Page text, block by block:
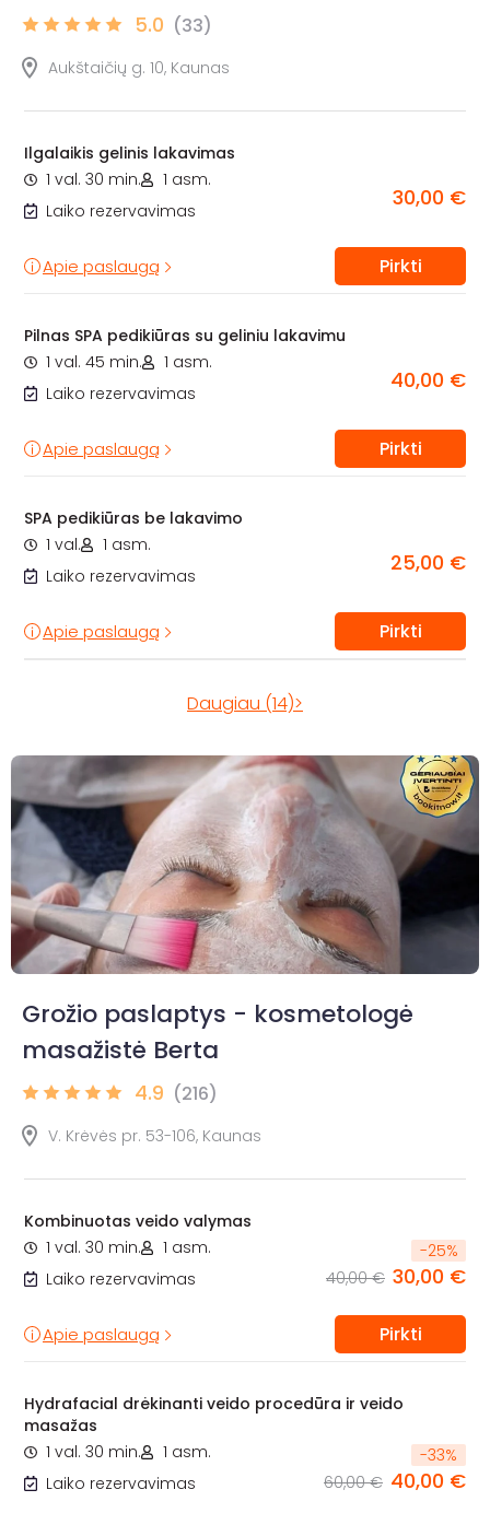
5.0 (33)
Aukštaičių g. 10, Kaunas
Ilgalaikis gelinis lakavimas
1 val. 30 min.
1 asm.
Laiko rezervavimas
30,00 €
Apie paslaugą Pirkti
Pilnas SPA pedikiūras su geliniu lakavimu
1 val. 45 min.
1 asm.
Laiko rezervavimas
40,00 €
Apie paslaugą Pirkti
SPA pedikiūras be lakavimo
1 val.
1 asm.
Laiko rezervavimas
25,00 €
Apie paslaugą Pirkti
Daugiau (14)>
Grožio paslaptys - kosmetologė
masažistė Berta
4.9 (216)
V. Krėvės pr. 53-106, Kaunas
Kombinuotas veido valymas
1 val. 30 min.
1 asm.
Laiko rezervavimas
-25%
40,00 € 30,00 €
Apie paslaugą Pirkti
Hydrafacial drėkinanti veido procedūra ir veido
masažas
1 val. 30 min.
1 asm.
Laiko rezervavimas
-33%
60,00 € 40,00 €